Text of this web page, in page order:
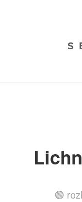
🟢